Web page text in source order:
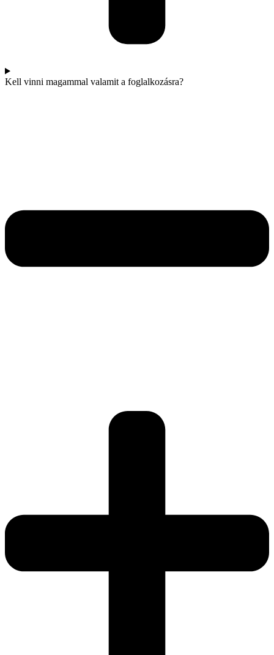
Kell vinni magammal valamit a foglalkozásra?